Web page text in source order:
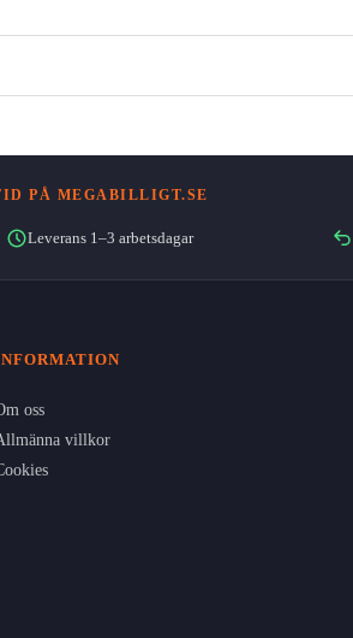
PÅ MEGABILLIGT.SE
Leverans 1–3 arbetsdagar
oss
villkor